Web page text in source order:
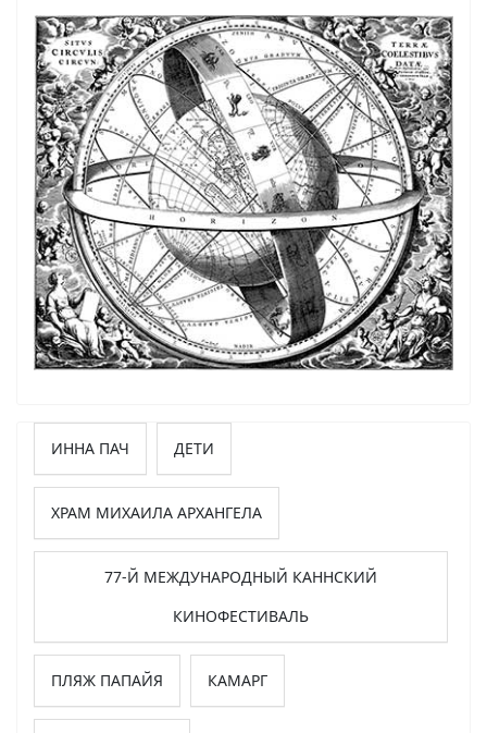
ИННА ПАЧ ДЕТИ
ХРАМ МИХАИЛА АРХАНГЕЛА
77-Й МЕЖДУНАРОДНЫЙ КАННСКИЙ
КИНОФЕСТИВАЛЬ
ПЛЯЖ ПАПАЙЯ КАМАРГ